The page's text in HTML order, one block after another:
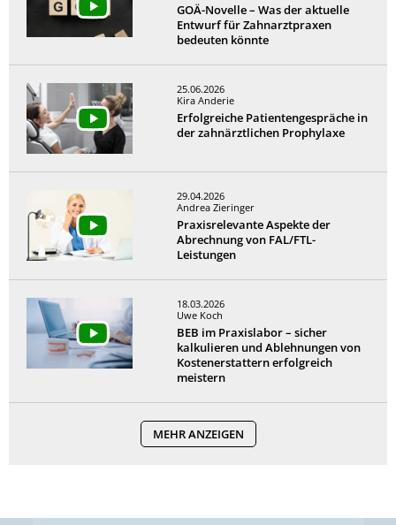
GOÄ-Novelle – Was der aktuelle
Entwurf für Zahnarztpraxen
bedeuten könnte
25.06.2026
Kira Anderie
Erfolgreiche Patientengespräche in
der zahnärztlichen Prophylaxe
29.04.2026
Andrea Zieringer
Praxisrelevante Aspekte der
Abrechnung von FAL/FTL-
Leistungen
18.03.2026
Uwe Koch
BEB im Praxislabor – sicher
kalkulieren und Ablehnungen von
Kostenerstattern erfolgreich
meistern
MEHR ANZEIGEN